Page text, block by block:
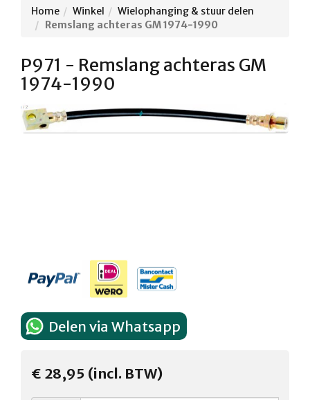
Home Winkel
Wielophanging & stuur delen
Remslang achteras GM 1974-1990
P971 - Remslang achteras GM
1974-1990
Delen via Whatsapp
€ 28,95 (incl. BTW)